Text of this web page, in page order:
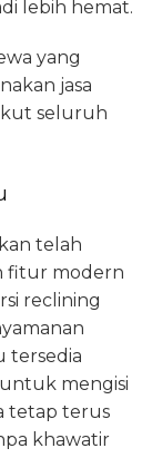
lebih hemat.
yang
jasa
seluruh
telah
fitur modern
reclining
tersedia
mengisi
tetap terus
khawatir